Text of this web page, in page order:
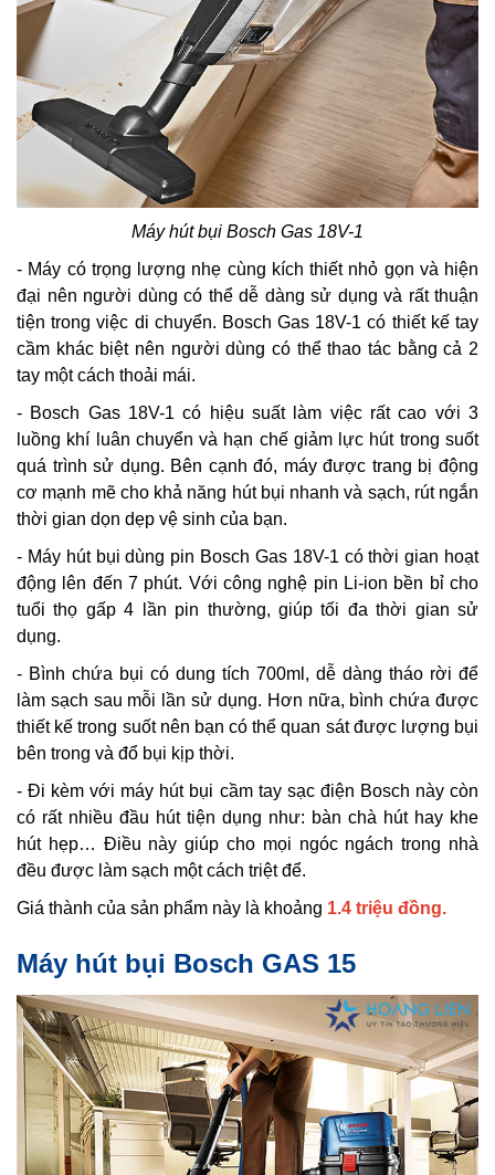
Máy hút bụi Bosch Gas 18V-1
- Máy có trọng lượng nhẹ cùng kích thiết nhỏ gọn và hiện
đại nên người dùng có thể dễ dàng sử dụng và rất thuận
tiện trong việc di chuyển. Bosch Gas 18V-1 có thiết kế tay
cầm khác biệt nên người dùng có thể thao tác bằng cả 2
tay một cách thoải mái.
- Bosch Gas 18V-1 có hiệu suất làm việc rất cao với 3
luồng khí luân chuyển và hạn chế giảm lực hút trong suốt
quá trình sử dụng. Bên cạnh đó, máy được trang bị động
cơ mạnh mẽ cho khả năng hút bụi nhanh và sạch, rút ngắn
thời gian dọn dẹp vệ sinh của bạn.
- Máy hút bụi dùng pin Bosch Gas 18V-1 có thời gian hoạt
động lên đến 7 phút. Với công nghệ pin Li-ion bền bỉ cho
tuổi thọ gấp 4 lần pin thường, giúp tối đa thời gian sử
dụng.
- Bình chứa bụi có dung tích 700ml, dễ dàng tháo rời để
làm sạch sau mỗi lần sử dụng. Hơn nữa, bình chứa được
thiết kế trong suốt nên bạn có thể quan sát được lượng bụi
bên trong và đổ bụi kịp thời.
- Đi kèm với máy hút bụi cầm tay sạc điện Bosch này còn
có rất nhiều đầu hút tiện dụng như: bàn chà hút hay khe
hút hẹp… Điều này giúp cho mọi ngóc ngách trong nhà
đều được làm sạch một cách triệt để.
Giá thành của sản phẩm này là khoảng 1.4 triệu đồng.
Máy hút bụi Bosch GAS 15